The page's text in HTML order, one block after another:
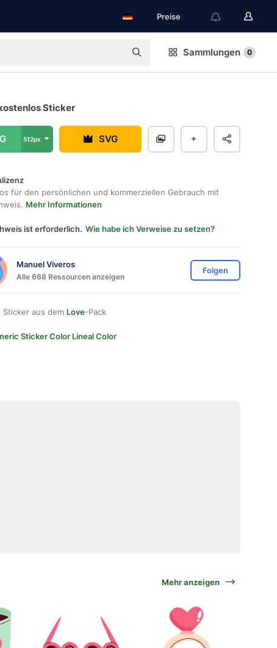
Preise
Sammlungen 0
Sticker
512px SVG
für den persönlichen und kommerziellen Gebrauch mit
Mehr Informationen
ist erforderlich. Wie habe ich Verweise zu setzen?
Manuel Viveros
Alle 668 Ressourcen anzeigen
Folgen
Sticker aus dem Love-Pack
Sticker Color Lineal Color
Mehr anzeigen